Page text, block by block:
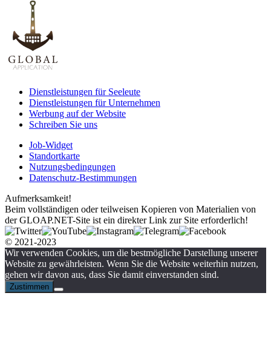
Dienstleistungen für Seeleute
Dienstleistungen für Unternehmen
Werbung auf der Website
Schreiben Sie uns
Job-Widget
Standortkarte
Nutzungsbedingungen
Datenschutz-Bestimmungen
Aufmerksamkeit!
Beim vollständigen oder teilweisen Kopieren von Materialien von
der GLOAP.NET-Site ist ein direkter Link zur Site erforderlich!
© 2021-2023
Wir verwenden Cookies, um die bestmögliche Darstellung unserer
Website zu gewährleisten. Wenn Sie die Website weiterhin nutzen,
gehen wir davon aus, dass Sie damit einverstanden sind.
Zustimmen